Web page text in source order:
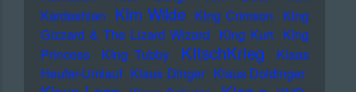
Kardashian KIm Wilde KIng Crimson KIng
Gizzard & The Lizard Wizard KIng Kurt KIng
Princess
KIng Tubby KItschKrieg
Klaas
Heufer-Umlauf Klaus Dinger Klaus Doldinger